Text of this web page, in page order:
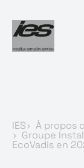
IES À propos
Groupe
EcoVadis en